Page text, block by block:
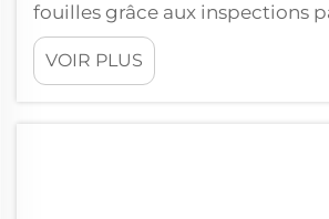
fouilles grâce aux inspections
d’égout. Localisation précise et
des obstructions, des fissures et
intrusions de racines. Les
VOIR PLUS